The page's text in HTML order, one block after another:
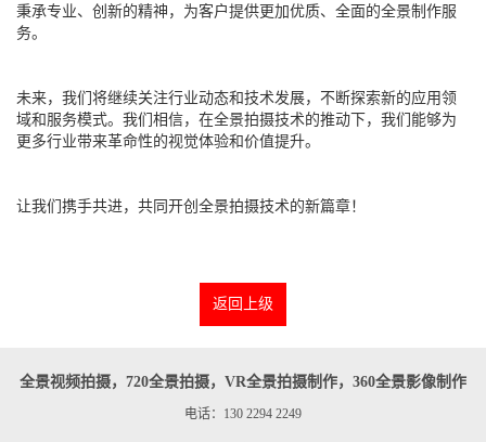
秉承专业、创新的精神，为客户提供更加优质、全面的全景制作服
务。
未来，我们将继续关注行业动态和技术发展，不断探索新的应用领
域和服务模式。我们相信，在全景拍摄技术的推动下，我们能够为
更多行业带来革命性的视觉体验和价值提升。
让我们携手共进，共同开创全景拍摄技术的新篇章！
返回上级
全景视频拍摄，720全景拍摄，VR全景拍摄制作，360全景影像制作
电话：130 2294 2249